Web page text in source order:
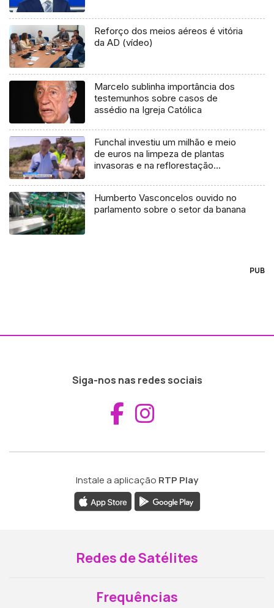
Reforço dos meios aéreos é vitória
da AD (vídeo)
Marcelo sublinha importância dos
testemunhos sobre casos de
assédio na Igreja Católica
Funchal investiu um milhão e meio
de euros na limpeza de plantas
invasoras e na reflorestação
Humberto Vasconcelos ouvido no
parlamento sobre o setor da banana
PUB
Siga-nos nas redes sociais
Aceder ao
Instale a aplicação RTP Play
Redes de Satélites
Frequências